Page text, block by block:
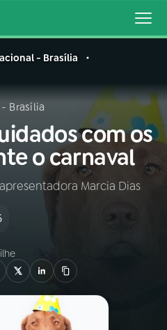
- Brasília
Brasília
com os
o carnaval
Marcia Dias